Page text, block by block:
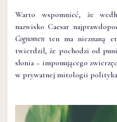
Warto wspomnieć, że
nazwisko Caesar
Cognomen ten ma nieznaną
twierdził, że pochodzi od
słonia – imponującego
w prywatnej mitologii